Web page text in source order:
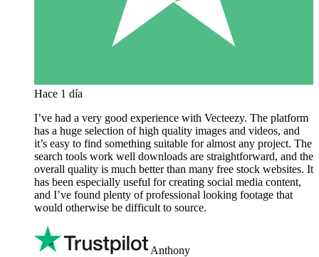
Hace 1 día
I’ve had a very good experience with Vecteezy. The platform
has a huge selection of high quality images and videos, and
it’s easy to find something suitable for almost any project. The
search tools work well downloads are straightforward, and the
overall quality is much better than many free stock websites. It
has been especially useful for creating social media content,
and I’ve found plenty of professional looking footage that
would otherwise be difficult to source.
Anthony